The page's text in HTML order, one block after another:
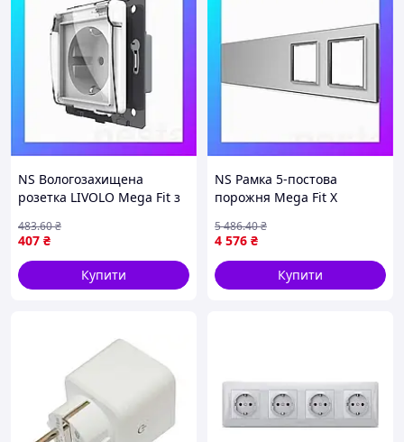
NS Вологозахищена
розетка LIVOLO Mega Fit з
230В, з заземленням та
шторками, Nes22/Q
407 ₴
483.60₴
Купити
NS Рамка 5-постова
порожня Mega Fit Х
Х-0-0) LIVOLO, загартоване
скло, сіра, 3 Nes22/Q
4 576 ₴
5 486.40₴
Купити